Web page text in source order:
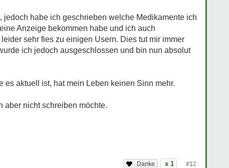
jedoch habe ich geschrieben welche Medikamente ich
Anzeige bekommen habe und ich auch
sehr fies zu einigen Usern. Dies tut mir immer
ich jedoch ausgeschlossen und bin nun absolut
es aktuell ist, hat mein Leben keinen Sinn mehr.
aber nicht schreiben möchte.
x 1 #12